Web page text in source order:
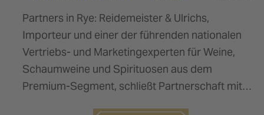
Partners in Rye: Reidemeister & Ulrichs,
Importeur und einer der führenden nationalen
Vertriebs- und Marketingexperten für Weine,
Schaumweine und Spirituosen aus dem
Premium-Segment, schließt Partnerschaft mit